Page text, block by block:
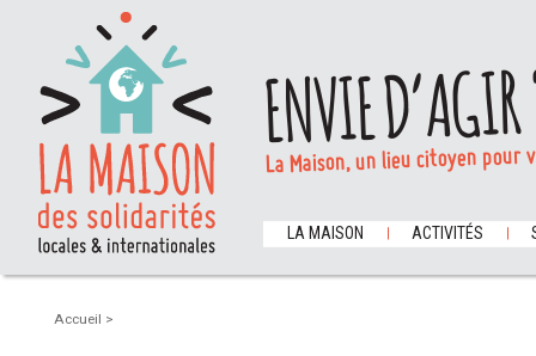
ENVIE
La Maison, un lieu citoyen
LA MAISON ACTIVITÉS
Accueil >